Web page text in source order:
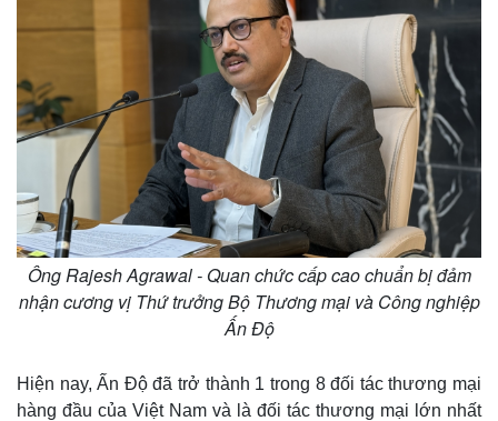
Ông Rajesh Agrawal - Quan chức cấp cao chuẩn bị đảm
nhận cương vị Thứ trưởng Bộ Thương mại và Công nghiệp
Ấn Độ
Hiện nay, Ấn Độ đã trở thành 1 trong 8 đối tác thương mại
hàng đầu của Việt Nam và là đối tác thương mại lớn nhất